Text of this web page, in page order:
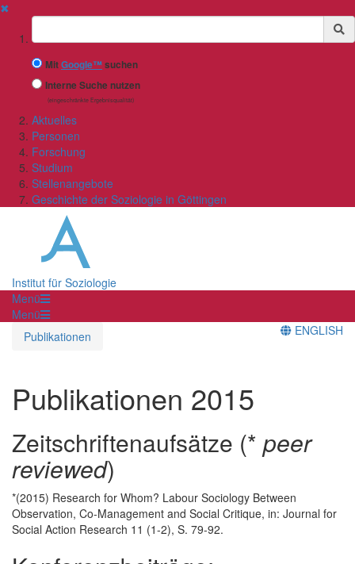
✖
Suchbegriff
MitGoogle™ suchen
Interne Suche nutzen
(eingeschränkte Ergebnisqualität)
Aktuelles
Personen
Forschung
Studium
Stellenangebote
Geschichte der Soziologie in Göttingen
Institut für Soziologie
Menü
Menü
Publikationen
ENGLISH
Publikationen 2015
Zeitschriftenaufsätze (* peer
reviewed)
*(2015) Research for Whom? Labour Sociology Between
Observation, Co-Management and Social Critique, in: Journal for
Social Action Research 11 (1-2), S. 79-92.